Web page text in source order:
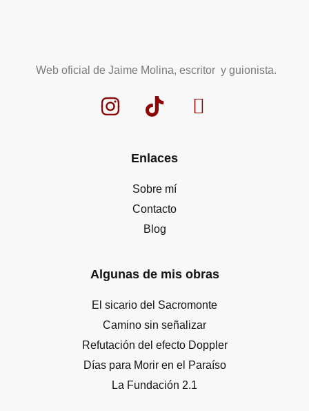
Web oficial de Jaime Molina, escritor y guionista.
Enlaces
Sobre mí
Contacto
Blog
Algunas de mis obras
El sicario del Sacromonte
Camino sin señalizar
Refutación del efecto Doppler
Días para Morir en el Paraíso
La Fundación 2.1